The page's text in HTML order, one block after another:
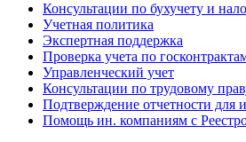
Консультации по бухучету и
Учетная политика
Экспертная поддержка
Проверка учета по
Управленческий учет
Консультации по трудовому
Подтверждение отчетности для
Помощь ин. компаниям с